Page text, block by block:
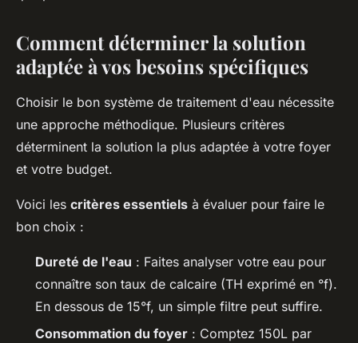
Comment déterminer la solution
adaptée à vos besoins spécifiques
Choisir le bon système de traitement d'eau nécessite
une approche méthodique. Plusieurs critères
déterminent la solution la plus adaptée à votre foyer
et votre budget.
Voici les critères essentiels à évaluer pour faire le
bon choix :
Dureté de l'eau : Faites analyser votre eau pour
connaître son taux de calcaire (TH exprimé en °f).
En dessous de 15°f, un simple filtre peut suffire.
Consommation du foyer : Comptez 150L par